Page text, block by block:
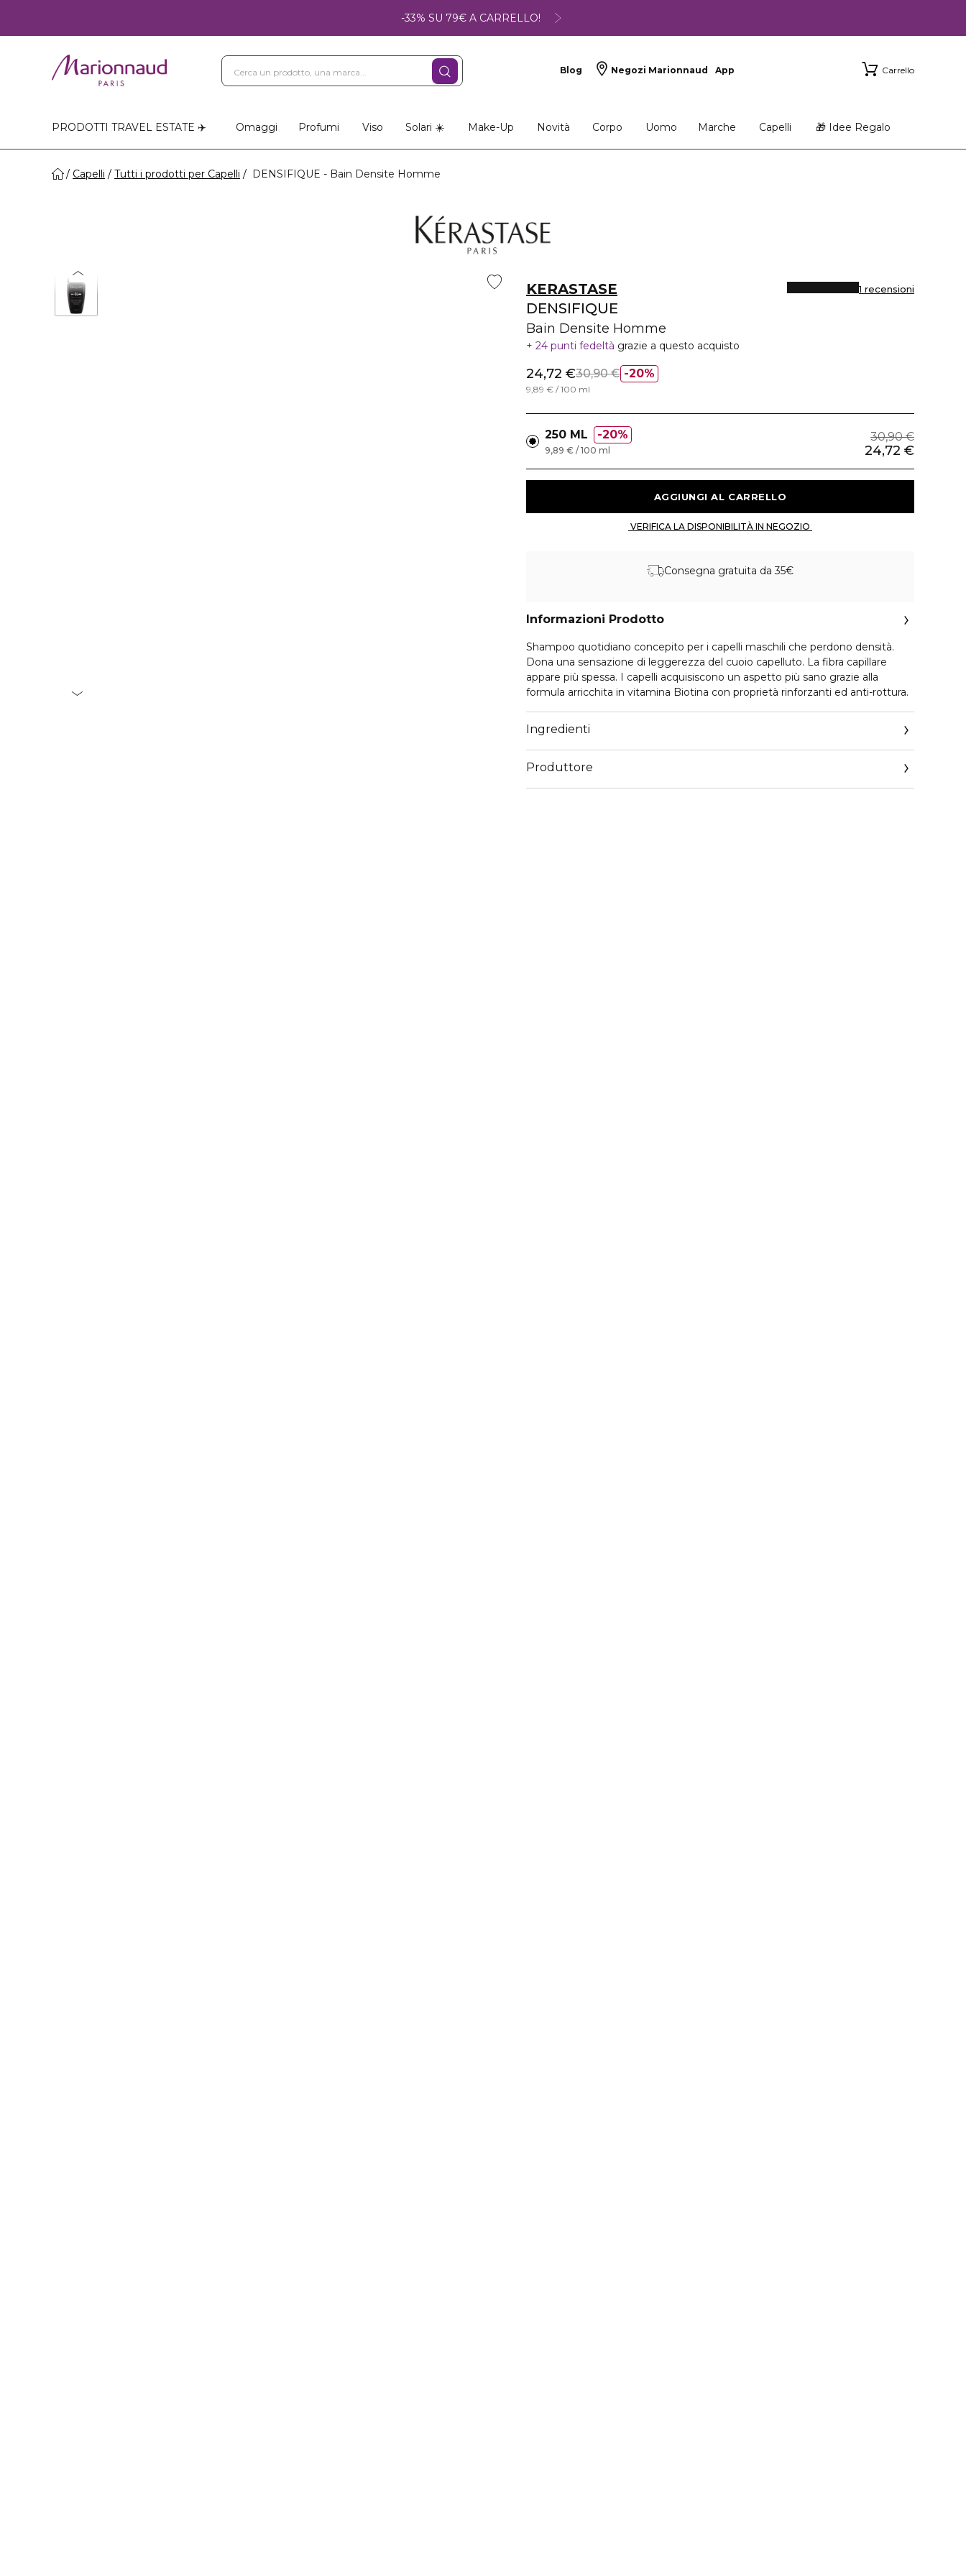
-33% SU 79€ A CARRELLO!
Blog Negozi Marionnaud App Carrello
PRODOTTI TRAVEL ESTATE ✈️ Omaggi Profumi Viso Solari ☀️ Make-Up Novità Corpo Uomo Marche Capelli 🎁 Idee Regalo
Capelli Tutti i prodotti per Capelli DENSIFIQUE - Bain Densite Homme
KERASTASE
DENSIFIQUE
Bain Densite Homme
1 recensioni
24 punti fedeltà grazie a questo acquisto
20%
24,72 €30,90 €
9,89 € / 100 ml
250 ML 20% 30,90 €
24,72 €
9,89 € / 100 ml
Consegna gratuita da 35€
Informazioni Prodotto
Shampoo quotidiano concepito per i capelli maschili che perdono densità.
Dona una sensazione di leggerezza del cuoio capelluto. La fibra capillare
appare più spessa. I capelli acquisiscono un aspetto più sano grazie alla
formula arricchita in vitamina Biotina con proprietà rinforzanti ed anti-rottura.
Ingredienti
Produttore